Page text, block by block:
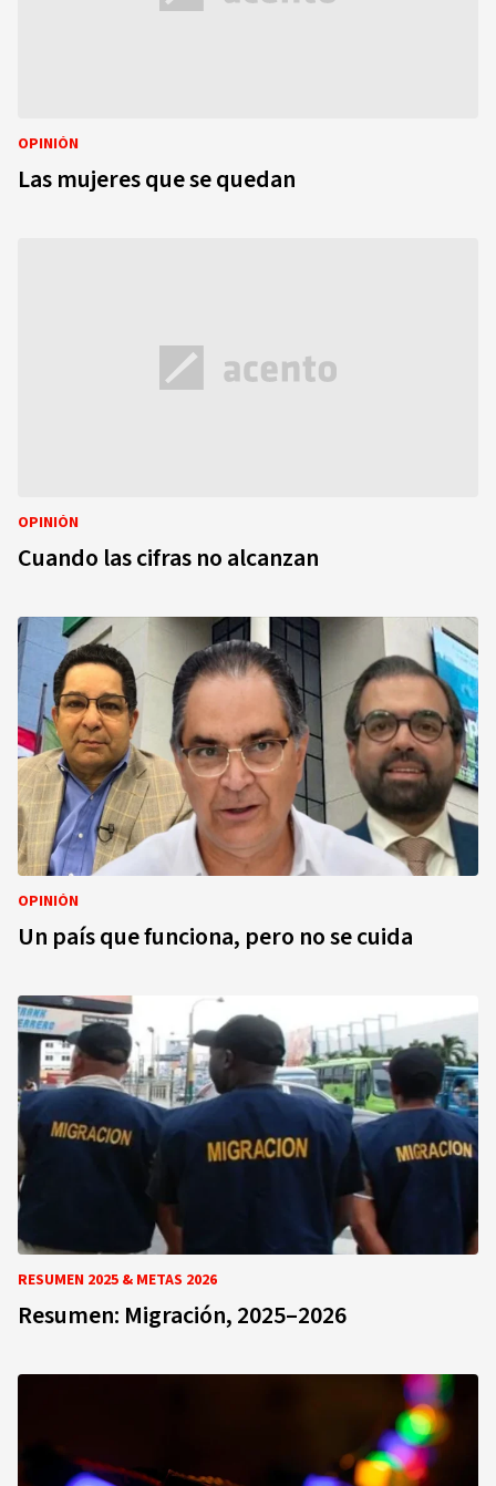
OPINIÓN
Las mujeres que se quedan
OPINIÓN
Cuando las cifras no alcanzan
OPINIÓN
Un país que funciona, pero no se cuida
RESUMEN 2025 & METAS 2026
Resumen: Migración, 2025–2026